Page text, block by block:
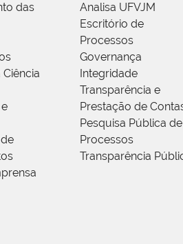
das
Analisa UFVJM
Escritório de
Processos
Governança
Integridade
Transparência e
Prestação de
Pesquisa Pública de
Processos
Transparência